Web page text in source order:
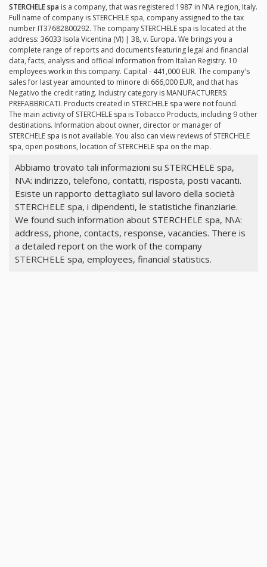
STERCHELE spa is a company, that was registered 1987 in N\A region, Italy.
Full name of company is STERCHELE spa, company assigned to the tax
number IT37682800292. The company STERCHELE spa is located at the
address: 36033 Isola Vicentina (VI) | 38, v. Europa. We brings you a
complete range of reports and documents featuring legal and financial
data, facts, analysis and official information from Italian Registry. 10
employees work in this company. Capital - 441,000 EUR. The company's
sales for last year amounted to minore di 666,000 EUR, and that has
Negativo the credit rating. Industry category is MANUFACTURERS:
PREFABBRICATI. Products created in STERCHELE spa were not found.
The main activity of STERCHELE spa is Tobacco Products, including 9 other
destinations. Information about owner, director or manager of
STERCHELE spa is not available. You also can view reviews of STERCHELE
spa, open positions, location of STERCHELE spa on the map.
Abbiamo trovato tali informazioni su STERCHELE spa,
N\A: indirizzo, telefono, contatti, risposta, posti vacanti.
Esiste un rapporto dettagliato sul lavoro della società
STERCHELE spa, i dipendenti, le statistiche finanziarie.
We found such information about STERCHELE spa, N\A:
address, phone, contacts, response, vacancies. There is
a detailed report on the work of the company
STERCHELE spa, employees, financial statistics.